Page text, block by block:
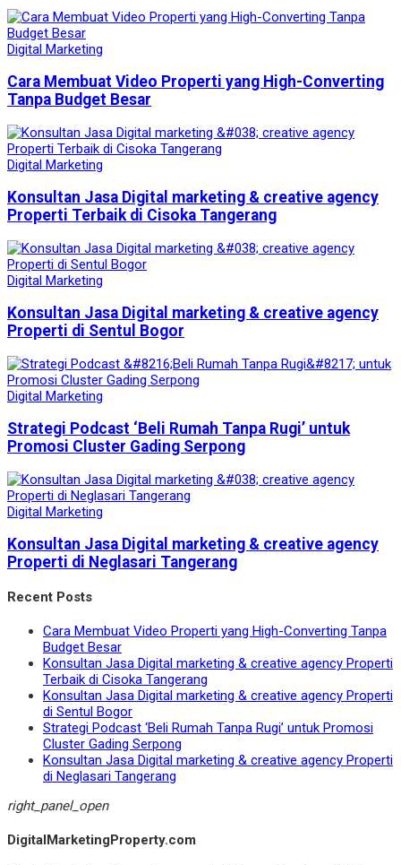
Digital Marketing
Cara Membuat Video Properti yang High-Converting
Tanpa Budget Besar
Digital Marketing
Konsultan Jasa Digital marketing & creative agency
Properti Terbaik di Cisoka Tangerang
Digital Marketing
Konsultan Jasa Digital marketing & creative agency
Properti di Sentul Bogor
Digital Marketing
Strategi Podcast ‘Beli Rumah Tanpa Rugi’ untuk
Promosi Cluster Gading Serpong
Digital Marketing
Konsultan Jasa Digital marketing & creative agency
Properti di Neglasari Tangerang
Recent Posts
Cara Membuat Video Properti yang High-Converting Tanpa
Budget Besar
Konsultan Jasa Digital marketing & creative agency Properti
Terbaik di Cisoka Tangerang
Konsultan Jasa Digital marketing & creative agency Properti
di Sentul Bogor
Strategi Podcast ‘Beli Rumah Tanpa Rugi’ untuk Promosi
Cluster Gading Serpong
Konsultan Jasa Digital marketing & creative agency Properti
di Neglasari Tangerang
right_panel_open
DigitalMarketingProperty.com